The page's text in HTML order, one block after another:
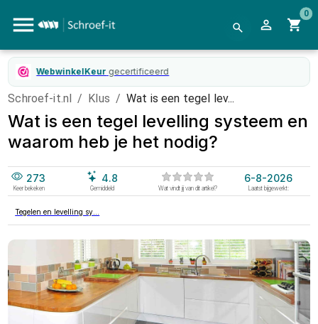
0
WebwinkelKeur gecertificeerd
Schroef-it.nl / Klus / Wat is een tegel lev...
Wat is een tegel levelling systeem en
waarom heb je het nodig?
273
Keer bekeken
4.8
Gemiddeld Wat vindt jij van dit artikel?
6-8-2026
Laatst bijgewerkt:
Tegelen en levelling sy...